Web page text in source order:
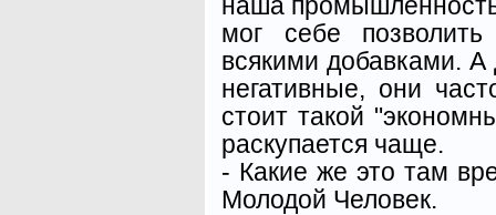
мог себе
всякими добавками. А
негативные, они
стоит такой
раскупается чаще.
- Какие же это там
Молодой Человек.